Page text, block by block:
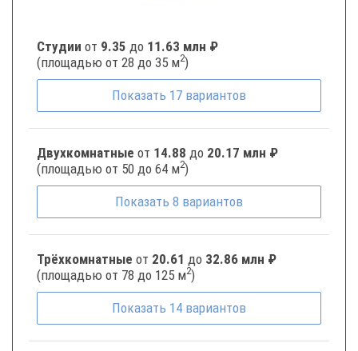
Студии от 9.35 до 11.63 млн ₽
(площадью от 28 до 35 м2)
Показать 17 вариантов
Двухкомнатные от 14.88 до 20.17 млн ₽
(площадью от 50 до 64 м2)
Показать 8 вариантов
Трёхкомнатные от 20.61 до 32.86 млн ₽
(площадью от 78 до 125 м2)
Показать 14 вариантов